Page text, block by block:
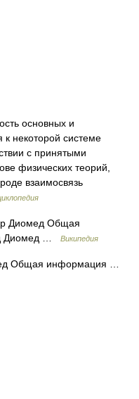
основных и
некоторой системе
с принятыми
физических теорий,
взаимосвязь
Диомед Общая
Диомед …
Википедия
Общая информация …